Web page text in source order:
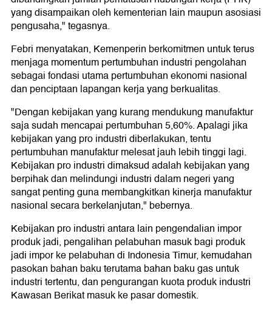
yang disampaikan oleh kementerian lain maupun asosiasi
pengusaha," tegasnya.
Febri menyatakan, Kemenperin berkomitmen untuk terus
menjaga momentum pertumbuhan industri pengolahan
sebagai fondasi utama pertumbuhan ekonomi nasional
dan penciptaan lapangan kerja yang berkualitas.
"Dengan kebijakan yang kurang mendukung manufaktur
saja sudah mencapai pertumbuhan 5,60%. Apalagi jika
kebijakan yang pro industri diberlakukan, tentu
pertumbuhan manufaktur melesat jauh lebih tinggi lagi.
Kebijakan pro industri dimaksud adalah kebijakan yang
berpihak dan melindungi industri dalam negeri yang
sangat penting guna membangkitkan kinerja manufaktur
nasional secara berkelanjutan," bebernya.
Kebijakan pro industri antara lain pengendalian impor
produk jadi, pengalihan pelabuhan masuk bagi produk
jadi impor ke pelabuhan di Indonesia Timur, kemudahan
pasokan bahan baku terutama bahan baku gas untuk
industri tertentu, dan pengurangan kuota produk industri
Kawasan Berikat masuk ke pasar domestik.